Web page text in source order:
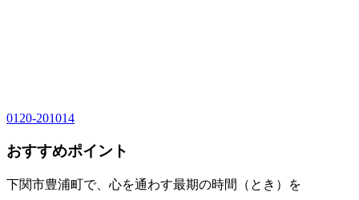
0120-201014
おすすめポイント
下関市豊浦町で、心を通わす最期の時間（とき）を